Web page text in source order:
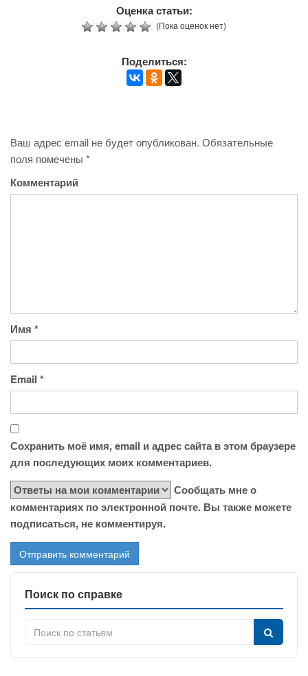
Оценка статьи:
(Пока оценок нет)
Поделиться:
Ваш адрес email не будет опубликован. Обязательные
поля помечены *
Комментарий
Имя *
Email *
Сохранить моё имя, email и адрес сайта в этом браузере
для последующих моих комментариев.
Сообщать мне о
комментариях по электронной почте. Вы также можете
подписаться, не комментируя.
Поиск по справке